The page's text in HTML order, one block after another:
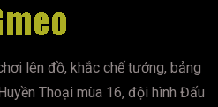
lên đồ, khắc chế tướng, bảng
Thoại mùa 16, đội hình Đấu